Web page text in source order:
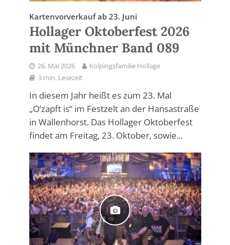
Kartenvorverkauf ab 23. Juni
Hollager Oktoberfest 2026
mit Münchner Band 089
26. Mai 2026
Kolpingsfamilie Hollage
3 min. Lesezeit
In diesem Jahr heißt es zum 23. Mal
„O’zapft is“ im Festzelt an der Hansastraße
in Wallenhorst. Das Hollager Oktoberfest
findet am Freitag, 23. Oktober, sowie...